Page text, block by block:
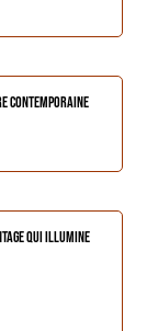
contemporaine
qui illumine